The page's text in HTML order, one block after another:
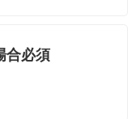
合必須